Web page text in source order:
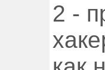
2 -